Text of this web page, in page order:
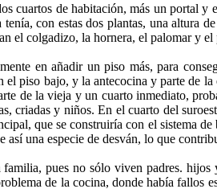
cuartos de habitación, más un portal
con estas dos plantas, una altura
el colgadizo, la hornera, el palomar y el
en añadir un piso más, para
piso bajo, y la antecocina y parte de
de la vieja y un cuarto inmediato,
criadas y niños. En el cuarto del
que se construiría con el sistema
una especie de desván, lo que
pues no sólo viven padres.
de la cocina, donde había fallos